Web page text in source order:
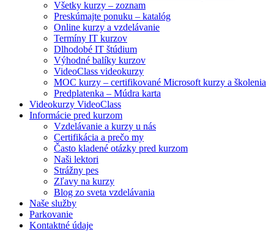
Všetky kurzy – zoznam
Preskúmajte ponuku – katalóg
Online kurzy a vzdelávanie
Termíny IT kurzov
Dlhodobé IT štúdium
Výhodné balíky kurzov
VideoClass videokurzy
MOC kurzy – certifikované Microsoft kurzy a školenia
Predplatenka – Múdra karta
Videokurzy VideoClass
Informácie pred kurzom
Vzdelávanie a kurzy u nás
Certifikácia a prečo my
Často kladené otázky pred kurzom
Naši lektori
Strážny pes
Zľavy na kurzy
Blog zo sveta vzdelávania
Naše služby
Parkovanie
Kontaktné údaje